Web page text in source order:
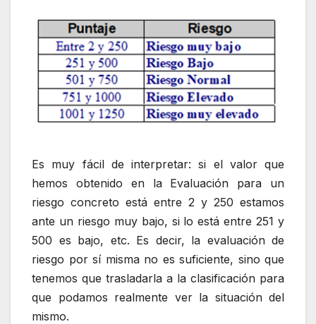
Es muy fácil de interpretar: si el valor que
hemos obtenido en la Evaluación para un
riesgo concreto está entre 2 y 250 estamos
ante un riesgo muy bajo, si lo está entre 251 y
500 es bajo, etc. Es decir, la evaluación de
riesgo por sí misma no es suficiente, sino que
tenemos que trasladarla a la clasificación para
que podamos realmente ver la situación del
mismo.